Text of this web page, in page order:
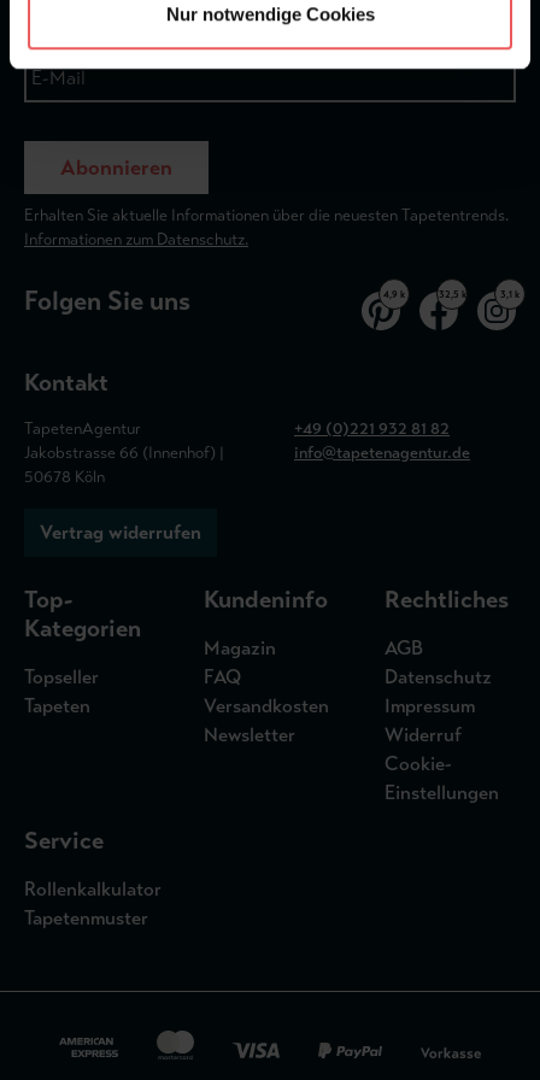
Nur notwendige Cookies
Abonnieren
Erhalten Sie aktuelle Informationen über die neuesten Tapetentrends.
Informationen zum Datenschutz.
Folgen Sie uns 4,9 k 32,5 k 3,1 k
Kontakt
TapetenAgentur
Jakobstrasse 66 (Innenhof) |
50678 Köln
+49 (0)221 932 81 82
info@tapetenagentur.de
Vertrag widerrufen
Top-
Kategorien
Topseller
Tapeten
Kundeninfo
Magazin
FAQ
Versandkosten
Newsletter
Rechtliches
AGB
Datenschutz
Impressum
Widerruf
Cookie-
Einstellungen
Service
Rollenkalkulator
Tapetenmuster